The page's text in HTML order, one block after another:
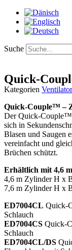
Suche
Quick-
Kategorien
Quick-Couple™ –
Der Quick-
sich in
Blasen und Saugen
vereinfacht und
Brüchen schützt.
Erhältlich mit 4,6
4,6 m Zylinder H x
7,6 m Zylinder H x
ED7004CL Quick-
Schlauch
ED7004CS Quick-
Schlauch
ED7004CL/DS